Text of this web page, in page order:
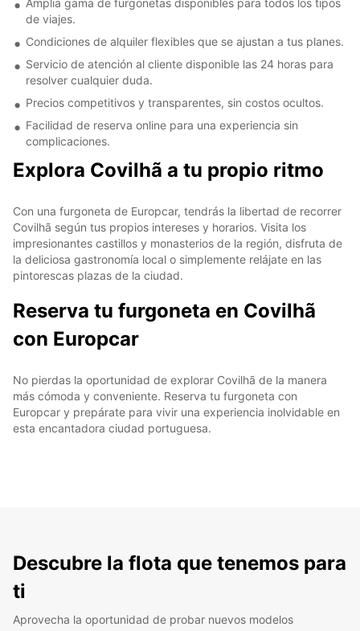
Amplia gama de furgonetas disponibles para todos los tipos
de viajes.
Condiciones de alquiler flexibles que se ajustan a tus planes.
Servicio de atención al cliente disponible las 24 horas para
resolver cualquier duda.
Precios competitivos y transparentes, sin costos ocultos.
Facilidad de reserva online para una experiencia sin
complicaciones.
Explora Covilhã a tu propio ritmo
Con una furgoneta de Europcar, tendrás la libertad de recorrer
Covilhã según tus propios intereses y horarios. Visita los
impresionantes castillos y monasterios de la región, disfruta de
la deliciosa gastronomía local o simplemente relájate en las
pintorescas plazas de la ciudad.
Reserva tu furgoneta en Covilhã
con Europcar
No pierdas la oportunidad de explorar Covilhã de la manera
más cómoda y conveniente. Reserva tu furgoneta con
Europcar y prepárate para vivir una experiencia inolvidable en
esta encantadora ciudad portuguesa.
Descubre la flota que tenemos para
ti
Aprovecha la oportunidad de probar nuevos modelos